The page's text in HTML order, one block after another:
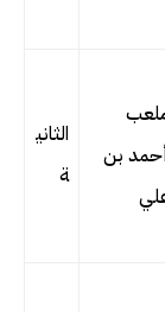
بن
الثاني
ة